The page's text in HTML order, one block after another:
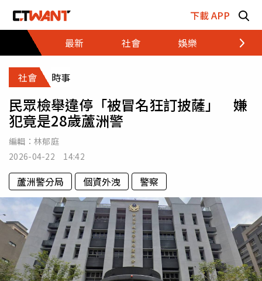
下載 APP
最新
社會 娛樂 財經
社會 時事
民眾檢舉違停「被冒名狂訂披薩」 嫌
犯竟是28歲蘆洲警
編輯： 林郁庭
2026-04-22 14:42
蘆洲警分局 個資外洩 警察